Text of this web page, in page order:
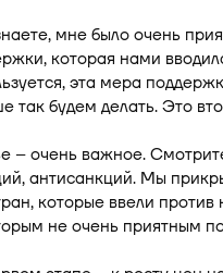
мне было очень
которая нами
эта мера
так будем делать. Это
– очень важное.
антисанкций. Мы
которые ввели
не очень приятным